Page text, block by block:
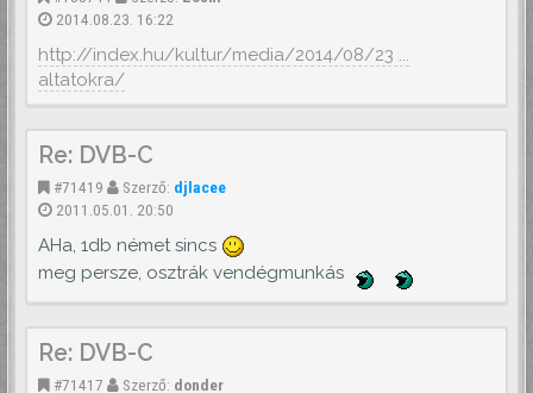
2014.08.23. 16:22
http://index.hu/kultur/media/2014/08/23 ...
altatokra/
Re: DVB-C
#71419 Szerző: djlacee
2011.05.01. 20:50
AHa, 1db német sincs
meg persze, osztrák vendégmunkás
Re: DVB-C
#71417 Szerző: donder